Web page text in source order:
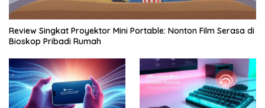
Review Singkat Proyektor Mini Portable: Nonton Film Serasa di
Bioskop Pribadi Rumah